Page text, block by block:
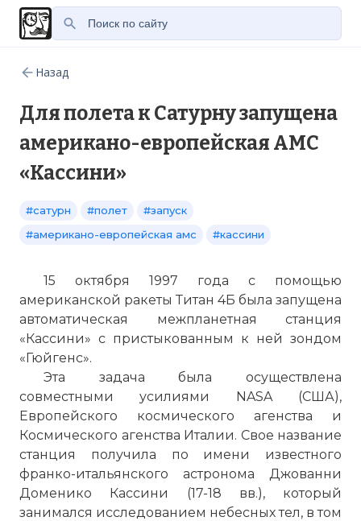
Назад
Для полета к Сатурну запущена
американо-европейская АМС
«Кассини»
#сатурн #полет
#запуск
#американо-европейская амс
#кассини
15 октября 1997 года с помощью
американской ракеты Титан 4Б была запущена
автоматическая межпланетная станция
«Кассини» с пристыкованным к ней зондом
«Гюйгенс».
Эта задача была осуществлена
совместными усилиями NASA (США),
Европейского космического агенства и
Космического агенства Италии. Свое название
станция получила по имени известного
франко-итальянского астронома Джованни
Доменико Кассини (17-18 вв.), который
занимался исследованием небесных тел, в том